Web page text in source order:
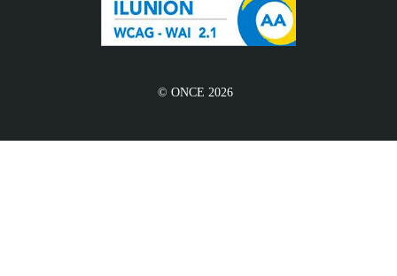
© ONCE 2026